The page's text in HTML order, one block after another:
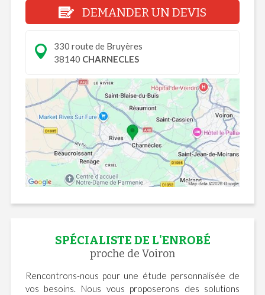
DEMANDER UN DEVIS
330 route de Bruyères
38140 CHARNECLES
SPÉCIALISTE DE L'ENROBÉ
proche de Voiron
Rencontrons-nous pour une étude personnalisée de
vos besoins. Nous vous proposerons des solutions